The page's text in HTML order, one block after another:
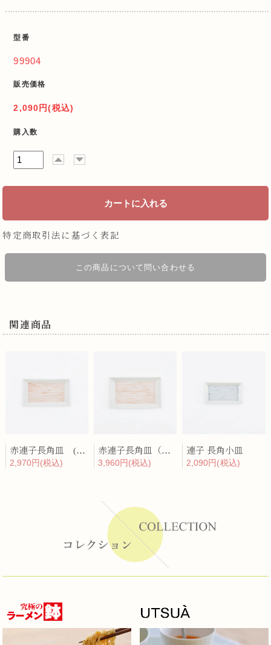
型番
99904
販売価格
2,090円(税込)
購入数
特定商取引法に基づく表記
この商品について問い合わせる
関連商品
赤連子長角皿 (小)
2,970円(税込)
赤連子長角皿（大）
3,960円(税込)
連子 長角小皿
2,090円(税込)